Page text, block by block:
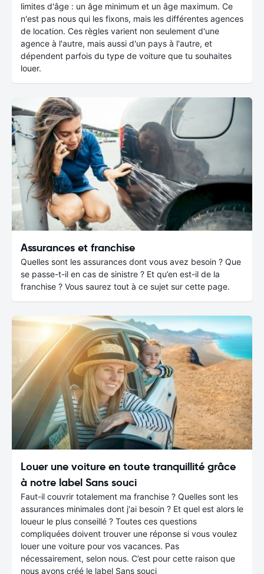
limites d'âge : un âge minimum et un âge maximum. Ce
n'est pas nous qui les fixons, mais les différentes agences
de location. Ces règles varient non seulement d'une
agence à l'autre, mais aussi d'un pays à l'autre, et
dépendent parfois du type de voiture que tu souhaites
louer.
Assurances et franchise
Quelles sont les assurances dont vous avez besoin ? Que
se passe-t-il en cas de sinistre ? Et qu’en est-il de la
franchise ? Vous saurez tout à ce sujet sur cette page.
Louer une voiture en toute tranquillité grâce
à notre label Sans souci
Faut-il couvrir totalement ma franchise ? Quelles sont les
assurances minimales dont j'ai besoin ? Et quel est alors le
loueur le plus conseillé ? Toutes ces questions
compliquées doivent trouver une réponse si vous voulez
louer une voiture pour vos vacances. Pas
nécessairement, selon nous. C’est pour cette raison que
nous avons créé le label Sans souci